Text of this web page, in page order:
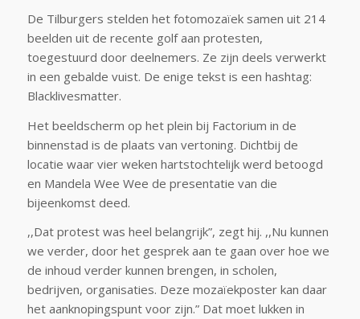
De Tilburgers stelden het fotomozaïek samen uit 214
beelden uit de recente golf aan protesten,
toegestuurd door deelnemers. Ze zijn deels verwerkt
in een gebalde vuist. De enige tekst is een hashtag:
Blacklivesmatter.
Het beeldscherm op het plein bij Factorium in de
binnenstad is de plaats van vertoning. Dichtbij de
locatie waar vier weken hartstochtelijk werd betoogd
en Mandela Wee Wee de presentatie van die
bijeenkomst deed.
,,Dat protest was heel belangrijk”, zegt hij. ,,Nu kunnen
we verder, door het gesprek aan te gaan over hoe we
de inhoud verder kunnen brengen, in scholen,
bedrijven, organisaties. Deze mozaïekposter kan daar
het aanknopingspunt voor zijn.” Dat moet lukken in